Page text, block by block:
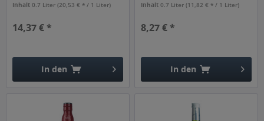
Inhalt0.7 Liter(20,53 € * / 1 Liter)
14,37 € *
In den
Inhalt0.7 Liter(11,82 € * / 1 Liter)
8,27 € *
In den